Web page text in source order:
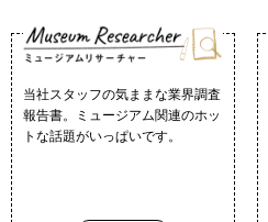
当社スタッフの気ままな業界調査
報告書。ミュージアム関連のホッ
トな話題がいっぱいです。